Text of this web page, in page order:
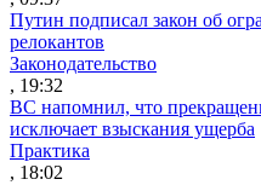
Путин подписал закон об
релокантов
Законодательство
, 19:32
ВС напомнил, что
исключает взыскания ущерба
Практика
, 18:02